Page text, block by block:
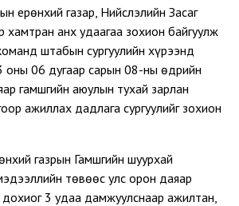
ерөнхий газар, Нийслэлийн Засаг
хамтран анх удаагаа зохион байгуулж
штабын сургуулийн хүрээнд
06 дугаар сарын 08-ны өдрийн
гамшгийн аюулын тухай зарлан
ажиллах дадлага сургуулийг зохион
газрын Гамшгийн шуурхай
төвөөс улс орон даяар
3 удаа дамжуулснаар ажилтан,